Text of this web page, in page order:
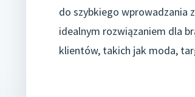
do szybkiego wprowadzania
idealnym rozwiązaniem dla
klientów, takich jak moda,